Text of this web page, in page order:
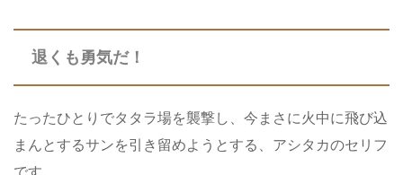
退くも勇気だ！
たったひとりでタタラ場を襲撃し、今まさに火中に飛び込
まんとするサンを引き留めようとする、アシタカのセリフ